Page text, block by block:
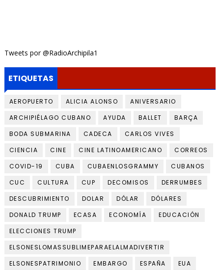
Tweets por @RadioArchipila1
ETIQUETAS
AEROPUERTO ALICIA ALONSO
ANIVERSARIO
ARCHIPIÉLAGO CUBANO
AYUDA BALLET
BARÇA
BODA SUBMARINA
CADECA
CARLOS VIVES
CIENCIA
CINE CINE LATINOAMERICANO
CORREOS
COVID-19
CUBA CUBAENLOSGRAMMY
CUBANOS
CUC
CULTURA CUP DECOMISOS
DERRUMBES
DESCUBRIMIENTO
DOLAR DÓLAR
DÓLARES
DONALD TRUMP
ECASA ECONOMÍA
EDUCACIÓN
ELECCIONES TRUMP
ELSONESLOMASSUBLIMEPARAELALMADIVERTIR
ELSONESPATRIMONIO
EMBARGO ESPAÑA
EUA